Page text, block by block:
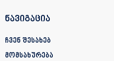
ნავიგაცია
ჩვენ შესახებ
მომსახურება